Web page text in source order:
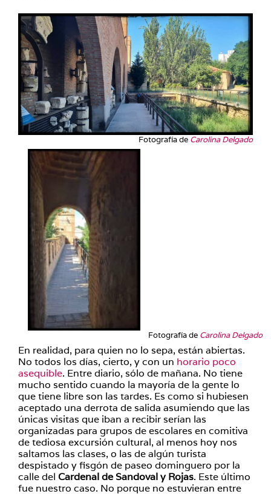
Fotografía de Carolina Delgado
Fotografía de Carolina Delgado
En realidad, para quien no lo sepa, están abiertas.
No todos los días, cierto, y con un horario poco
asequible. Entre diario, sólo de mañana. No tiene
mucho sentido cuando la mayoría de la gente lo
que tiene libre son las tardes. Es como si hubiesen
aceptado una derrota de salida asumiendo que las
únicas visitas que iban a recibir serían las
organizadas para grupos de escolares en comitiva
de tediosa excursión cultural, al menos hoy nos
saltamos las clases, o las de algún turista
despistado y fisgón de paseo dominguero por la
calle del Cardenal de Sandoval y Rojas. Este último
fue nuestro caso. No porque no estuvieran entre